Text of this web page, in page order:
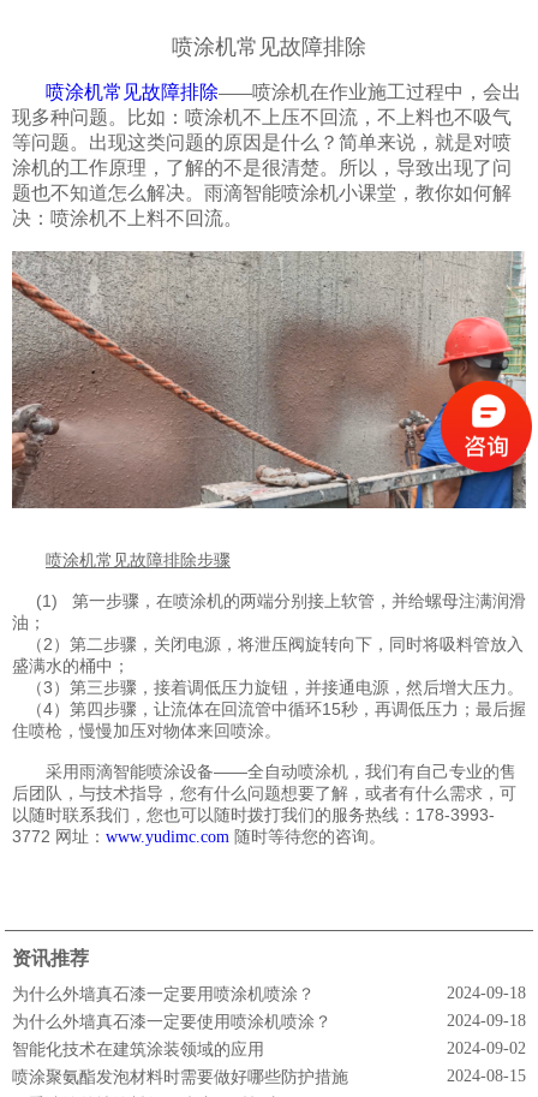
喷涂机常见故障排除
喷涂机常见故障排除——喷涂机在作业施工过程中，会出
现多种问题。比如：喷涂机不上压不回流，不上料也不吸气
等问题。出现这类问题的原因是什么？简单来说，就是对喷
涂机的工作原理，了解的不是很清楚。所以，导致出现了问
题也不知道怎么解决。雨滴智能喷涂机小课堂，教你如何解
决：喷涂机不上料不回流。
喷涂机常见故障排除步骤
(1) 第一步骤，在喷涂机的两端分别接上软管，并给螺母注满润滑
油；
（2）第二步骤，关闭电源，将泄压阀旋转向下，同时将吸料管放入
盛满水的桶中；
（3）第三步骤，接着调低压力旋钮，并接通电源，然后增大压力。
（4）第四步骤，让流体在回流管中循环15秒，再调低压力；最后握
住喷枪，慢慢加压对物体来回喷涂。
采用雨滴智能喷涂设备——全自动喷涂机，我们有自己专业的售
后团队，与技术指导，您有什么问题想要了解，或者有什么需求，可
以随时联系我们，您也可以随时拨打我们的服务热线：178-3993-
3772 网址： www.yudimc.com 随时等待您的咨询。
资讯推荐
为什么外墙真石漆一定要用喷涂机喷涂？
2024-09-18
为什么外墙真石漆一定要使用喷涂机喷涂？
2024-09-18
智能化技术在建筑涂装领域的应用
2024-09-02
喷涂聚氨酯发泡材料时需要做好哪些防护措施
2024-08-15